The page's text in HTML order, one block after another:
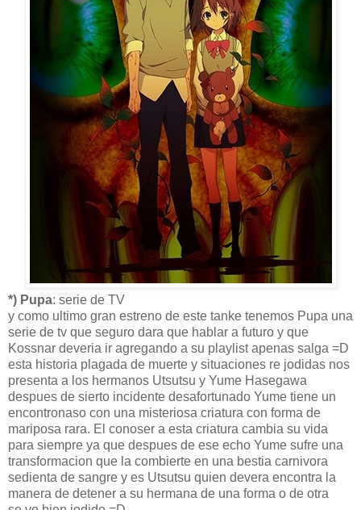
*) Pupa: serie de TV
y como ultimo gran estreno de este tanke tenemos Pupa una
serie de tv que seguro dara que hablar a futuro y que
Kossnar deveria ir agregando a su playlist apenas salga =D
esta historia plagada de muerte y situaciones re jodidas nos
presenta a los hermanos Utsutsu y Yume Hasegawa
despues de sierto incidente desafortunado Yume tiene un
encontronaso con una misteriosa criatura con forma de
mariposa rara. El conoser a esta criatura cambia su vida
para siempre ya que despues de ese echo Yume sufre una
transformacion que la combierte en una bestia carnivora
sedienta de sangre y es Utsutsu quien devera encontra la
manera de detener a su hermana de una forma o de otra